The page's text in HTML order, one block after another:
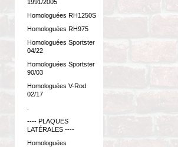
1991/2005
Homologuées RH1250S
Homologuées RH975
Homologuées Sportster
04/22
Homologuées Sportster
90/03
Homologuées V-Rod
02/17
---- PLAQUES
LATÉRALES ----
Homologuées